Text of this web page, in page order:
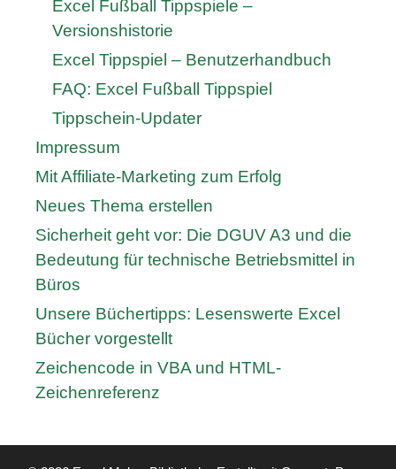
Excel Fußball Tippspiele –
Versionshistorie
Excel Tippspiel – Benutzerhandbuch
FAQ: Excel Fußball Tippspiel
Tippschein-Updater
Impressum
Mit Affiliate-Marketing zum Erfolg
Neues Thema erstellen
Sicherheit geht vor: Die DGUV A3 und die
Bedeutung für technische Betriebsmittel in
Büros
Unsere Büchertipps: Lesenswerte Excel
Bücher vorgestellt
Zeichencode in VBA und HTML-
Zeichenreferenz